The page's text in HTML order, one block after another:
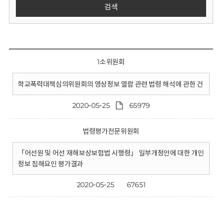
검색
1소위원회
학교폭력대책심의위원회의 영상정보 열람 관련 법령 해석에 관한 건
2020-05-25 65979
법령평가전문위원회
「어선원 및 어선 재해보상보험법 시행령」 일부개정안에 대한 개인
정보 침해요인 평가결과
2020-05-25 67651